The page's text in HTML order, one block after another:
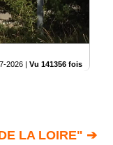
2026 | Vu 141356 fois
LA LOIRE" ➔